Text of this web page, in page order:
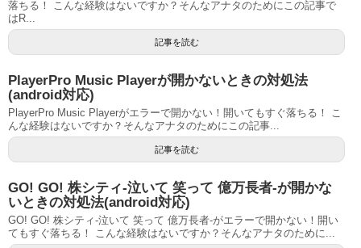
落ちる！ こんな経験はないですか？そんなアナタのためにこの記事で
はR...
記事を読む
PlayerPro Music Playerが開かないときの対処法
(android対応)
PlayerPro Music Playerがエラーで開かない！開いてもすぐ落ちる！ こ
んな経験はないですか？そんなアナタのためにこの記事...
記事を読む
GO! GO! 株シティ-泣いて 笑って 億万長者-が開かな
いときの対処法(android対応)
GO! GO! 株シティ-泣いて 笑って 億万長者-がエラーで開かない！開い
てもすぐ落ちる！ こんな経験はないですか？そんなアナタのために...